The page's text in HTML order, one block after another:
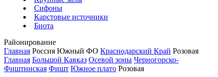
Сифоны
Карстовые источники
Биота
Районирование
Главная Россия Южный ФО Краснодарский Край Розовая
Главная Большой Кавказ Осевой зоны Черногорско-
Фиштинская Фишт Южное плато Розовая